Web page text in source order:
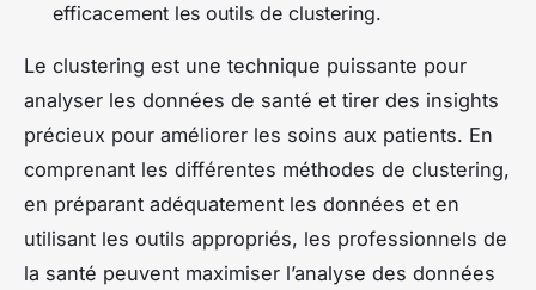
efficacement les outils de clustering.
Le clustering est une technique puissante pour
analyser les données de santé et tirer des insights
précieux pour améliorer les soins aux patients. En
comprenant les différentes méthodes de clustering,
en préparant adéquatement les données et en
utilisant les outils appropriés, les professionnels de
la santé peuvent maximiser l’analyse des données